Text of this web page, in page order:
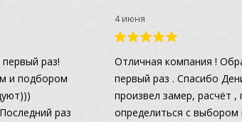
раз!
и подбором
раз
4 июня
Отличная компания !
первый раз . Спасибо
произвел замер, расчёт ,
определиться с выбором